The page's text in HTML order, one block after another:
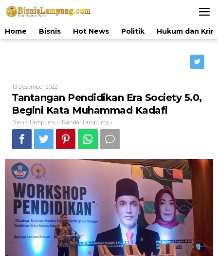
Lewati
ke
Home
Bisnis Hot News Politik Hukum dan
13 Desember 2022
Bisnis
Lampung
Tantangan Pendidikan Era Society 5.0,
Begini Kata Muhammad Kadafi
Bisnis Lampung - Bandar Lampung -